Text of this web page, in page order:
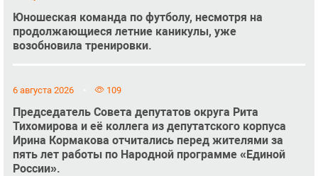
Юношеская команда по футболу, несмотря на
продолжающиеся летние каникулы, уже
возобновила тренировки.
6 августа 2026 109
Председатель Совета депутатов округа Рита
Тихомирова и её коллега из депутатского корпуса
Ирина Кормакова отчитались перед жителями за
пять лет работы по Народной программе «Единой
России».